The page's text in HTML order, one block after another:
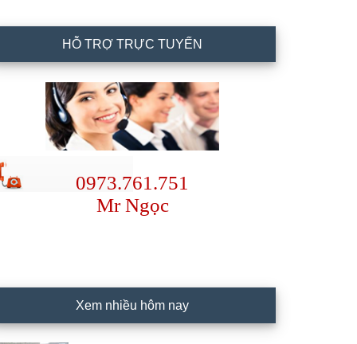
HỖ TRỢ TRỰC TUYẾN
0973.761.751
Mr Ngọc
Xem nhiều hôm nay